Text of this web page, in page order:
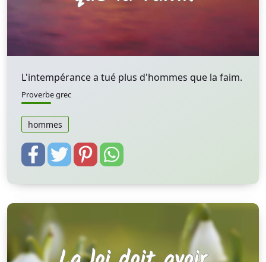
L'intempérance a tué plus d'hommes que la faim.
Proverbe grec
hommes